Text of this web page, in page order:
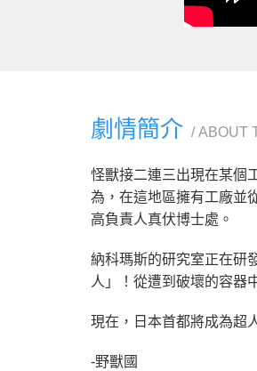
劇情簡介 ABOUT
怪獸接二連三出現在某個
為，在這地區擁有工廠並
高負責人真伏博士處。
納科瑪斯的研究室正在研
人」！從遭到破壞的容器
現在，日本首都將成為超
-野獸國